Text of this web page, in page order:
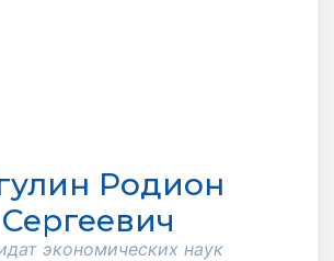
Родион
Сергеевич
экономических наук